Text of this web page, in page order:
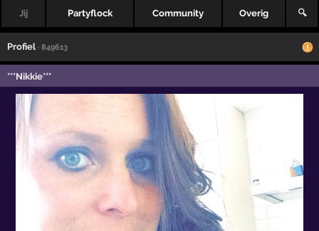
Jij Partyflock Community Overig 🔍
Profiel · 849613
***Nikkie***